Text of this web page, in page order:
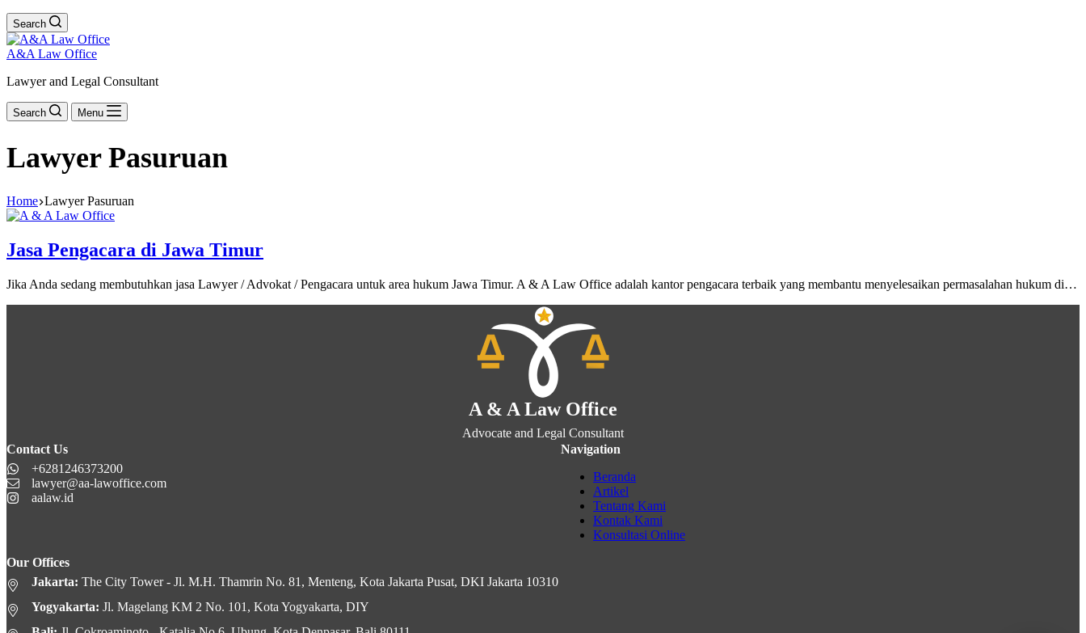
Search
A&A Law Office
Lawyer and Legal Consultant
Search Menu
Lawyer Pasuruan
Home Lawyer Pasuruan
Jasa Pengacara di Jawa Timur
Jika Anda sedang membutuhkan jasa Lawyer / Advokat / Pengacara untuk area hukum Jawa Timur. A & A Law Office adalah kantor pengacara terbaik yang membantu menyelesaikan permasalahan hukum di…
A & A Law Office
Advocate and Legal Consultant
Contact Us
+6281246373200
lawyer@aa-lawoffice.com
aalaw.id
Navigation
Beranda
Artikel
Tentang Kami
Kontak Kami
Konsultasi Online
Our Offices
Jakarta: The City Tower - Jl. M.H. Thamrin No. 81, Menteng, Kota Jakarta Pusat, DKI Jakarta 10310
Yogyakarta: Jl. Magelang KM 2 No. 101, Kota Yogyakarta, DIY